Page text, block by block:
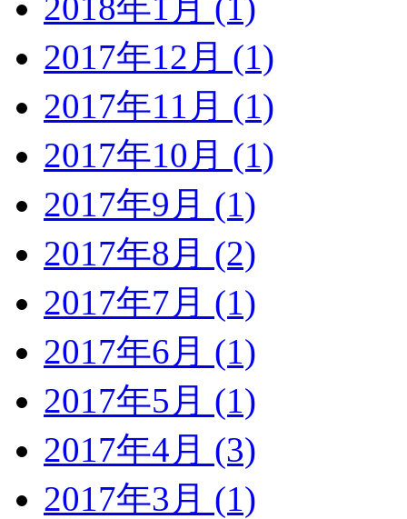
2017年12月 (1)
2017年11月 (1)
2017年10月 (1)
2017年9月 (1)
2017年8月 (2)
2017年7月 (1)
2017年6月 (1)
2017年5月 (1)
2017年4月 (3)
2017年3月 (1)